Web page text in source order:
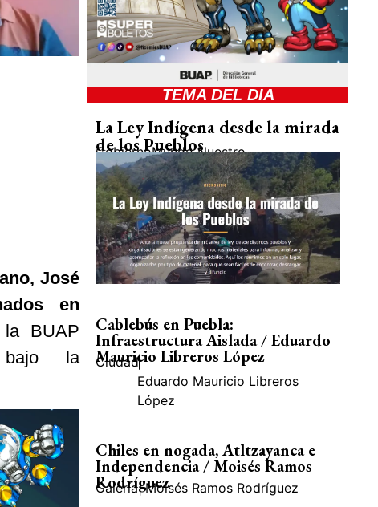
José
en
BUAP
bajo la
TEMA DEL DIA
La Ley Indígena desde la mirada
de los Pueblos
GobiernoMundo Nuestro
Cablebús en Puebla:
Infraestructura Aislada / Eduardo
Mauricio Libreros López
Ciudad|
Eduardo Mauricio Libreros
López
Chiles en nogada, Atltzayanca e
Independencia / Moisés Ramos
Rodríguez
Galería| Moisés Ramos Rodríguez